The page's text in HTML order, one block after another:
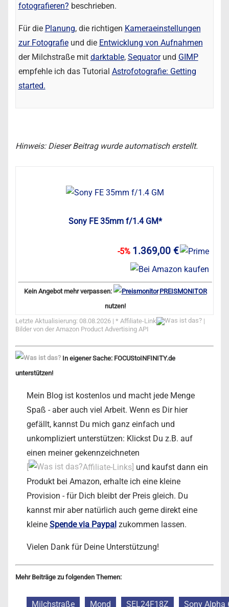
fotografieren? beschrieben.
Für die Planung, die richtigen Kameraeinstellungen
zur Fotografieund die Entwicklung von Aufnahmen
der Milchstraße mit darktable, Sequatorund GIMP
empfehle ich das Tutorial Astrofotografie: Getting
started.
Hinweis: Dieser Beitrag wurde automatisch erstellt.
Sony FE 35mm f/1.4 GM*
-5% 1.369,00 €
Kein Angebot mehr verpassen:
PREISMONITOR
nutzen!
Letzte Aktualisierung: 08.08.2026 | * Affiliate-Link
|
Bilder von der Amazon Product Advertising API
In eigener Sache: FOCUStoINFINITY.de
unterstützen!
Mein Blog ist kostenlos und macht jede Menge
Spaß - aber auch viel Arbeit. Wenn es Dir hier
gefällt, kannst Du mich ganz einfach und
unkompliziert unterstützen: Klickst Du z.B. auf
einen meiner gekennzeichneten
[
Affiliate-Links] und kaufst dann ein
Produkt bei Amazon, erhalte ich eine kleine
Provision - für Dich bleibt der Preis gleich. Du
kannst mir aber natürlich auch gerne direkt eine
kleine Spende via Paypalzukommen lassen.
Vielen Dank für Deine Unterstützung!
Mehr Beiträge zu folgenden Themen:
Milchstraße Mond SEL24F18Z Sony Alpha